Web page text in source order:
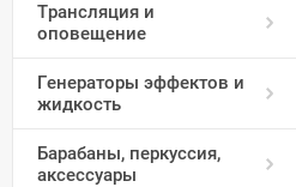
Трансляция и
оповещение
Генераторы эффектов и
жидкость
Барабаны, перкуссия,
аксессуары